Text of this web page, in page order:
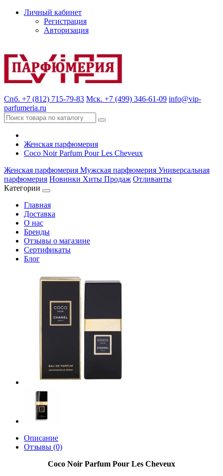
Личный кабинет
Регистрация
Авторизация
Спб. +7 (812) 715-79-83 Мск. +7 (499) 346-61-09 info@vip-
parfumeria.ru
Женская парфюмерия
Coco Noir Parfum Pour Les Cheveux
Женская парфюмерия Мужская парфюмерия Универсальная
парфюмерия Новинки Хиты Продаж Отливанты
Категории
Главная
Доставка
О нас
Бренды
Отзывы о магазине
Сертификаты
Блог
Описание
Отзывы (0)
Coco Noir Parfum Pour Les Cheveux